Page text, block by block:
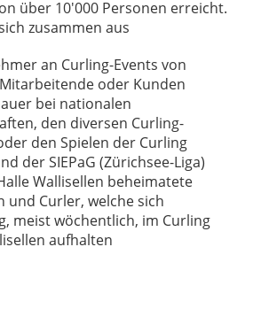
über 10'000 Personen erreicht.
zusammen aus
an Curling-Events von
oder Kunden
bei nationalen
den diversen Curling-
den Spielen der Curling
der SIEPaG (Zürichsee-Liga)
Wallisellen beheimatete
und Curler, welche sich
meist wöchentlich, im Curling
aufhalten